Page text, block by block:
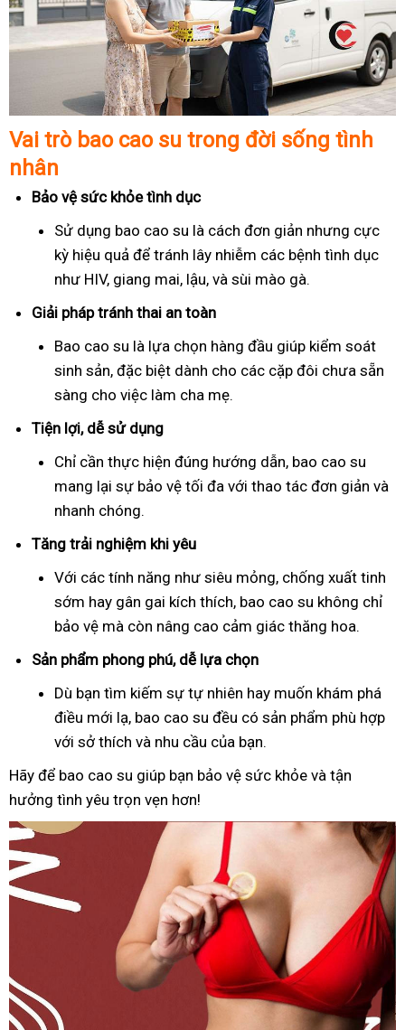
Vai trò bao cao su trong đời sống tình
nhân
Bảo vệ sức khỏe tình dục
Sử dụng bao cao su là cách đơn giản nhưng cực
kỳ hiệu quả để tránh lây nhiễm các bệnh tình dục
như HIV, giang mai, lậu, và sùi mào gà.
Giải pháp tránh thai an toàn
Bao cao su là lựa chọn hàng đầu giúp kiểm soát
sinh sản, đặc biệt dành cho các cặp đôi chưa sẵn
sàng cho việc làm cha mẹ.
Tiện lợi, dễ sử dụng
Chỉ cần thực hiện đúng hướng dẫn, bao cao su
mang lại sự bảo vệ tối đa với thao tác đơn giản và
nhanh chóng.
Tăng trải nghiệm khi yêu
Với các tính năng như siêu mỏng, chống xuất tinh
sớm hay gân gai kích thích, bao cao su không chỉ
bảo vệ mà còn nâng cao cảm giác thăng hoa.
Sản phẩm phong phú, dễ lựa chọn
Dù bạn tìm kiếm sự tự nhiên hay muốn khám phá
điều mới lạ, bao cao su đều có sản phẩm phù hợp
với sở thích và nhu cầu của bạn.
Hãy để bao cao su giúp bạn bảo vệ sức khỏe và tận
hưởng tình yêu trọn vẹn hơn!